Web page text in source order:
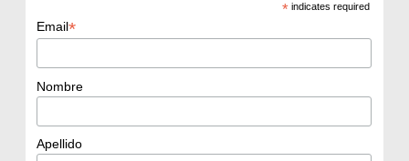
*indicates required
Email*
Nombre
Apellido